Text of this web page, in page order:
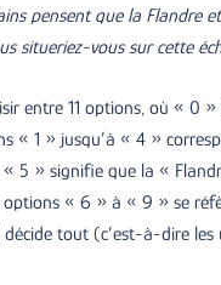
pensent que la Flandre
situeriez-vous sur cette
entre 11 options, où «
« 1 » jusqu’à « 4 »
« 5 » signifie que la «
« 6 » à « 9 » se
tout (c’est-à-dire les